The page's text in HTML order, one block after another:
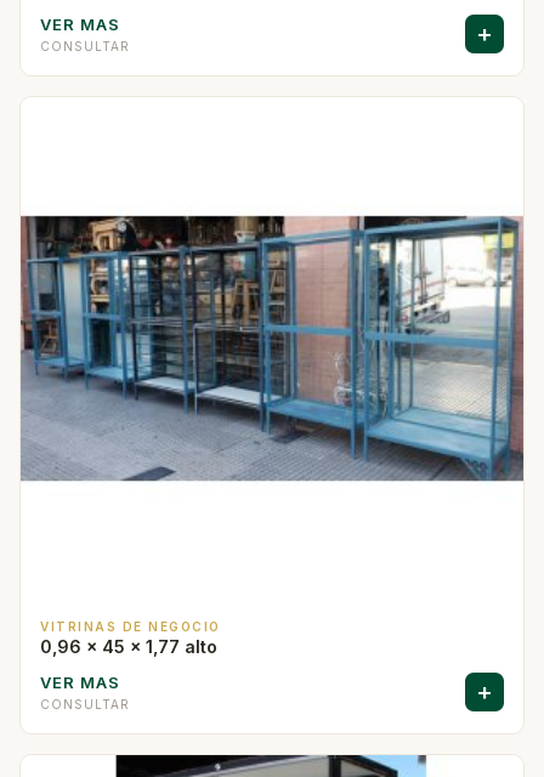
VER MAS
CONSULTAR +
VITRINAS DE NEGOCIO
0,96 x 45 x 1,77 alto
VER MAS
CONSULTAR +